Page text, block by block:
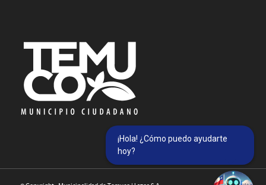
¡Hola! ¿Cómo puedo ayudarte
hoy?